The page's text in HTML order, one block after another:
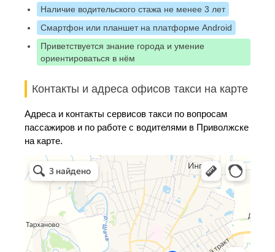
Наличие водительского стажа не менее 3 лет
Смартфон или планшет на платформе Android
Приветствуется знание города и умение
ориентироваться в нём
Контакты и адреса офисов такси на карте
Адреса и контакты сервисов такси по вопросам
пассажиров и по работе с водителями в Приволжске
на карте.